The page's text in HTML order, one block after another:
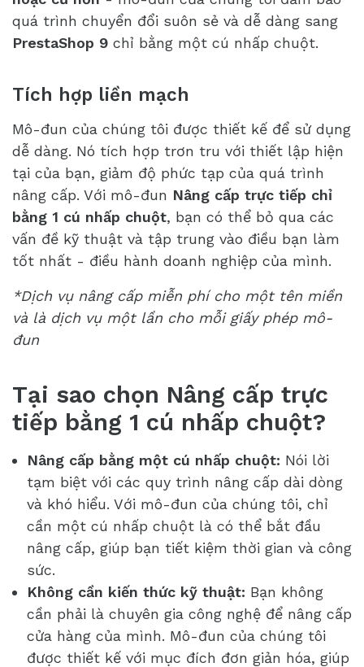
quá trình chuyển đổi suôn sẻ và dễ dàng sang
PrestaShop 9 chỉ bằng một cú nhấp chuột.
Tích hợp liền mạch
Mô-đun của chúng tôi được thiết kế để sử dụng
dễ dàng. Nó tích hợp trơn tru với thiết lập hiện
tại của bạn, giảm độ phức tạp của quá trình
nâng cấp. Với mô-đun Nâng cấp trực tiếp chỉ
bằng 1 cú nhấp chuột, bạn có thể bỏ qua các
vấn đề kỹ thuật và tập trung vào điều bạn làm
tốt nhất - điều hành doanh nghiệp của mình.
*Dịch vụ nâng cấp miễn phí cho một tên miền
và là dịch vụ một lần cho mỗi giấy phép mô-
đun
Tại sao chọn Nâng cấp trực
tiếp bằng 1 cú nhấp chuột?
Nâng cấp bằng một cú nhấp chuột: Nói lời
tạm biệt với các quy trình nâng cấp dài dòng
và khó hiểu. Với mô-đun của chúng tôi, chỉ
cần một cú nhấp chuột là có thể bắt đầu
nâng cấp, giúp bạn tiết kiệm thời gian và công
sức.
Không cần kiến thức kỹ thuật: Bạn không
cần phải là chuyên gia công nghệ để nâng cấp
cửa hàng của mình. Mô-đun của chúng tôi
được thiết kế với mục đích đơn giản hóa, giúp